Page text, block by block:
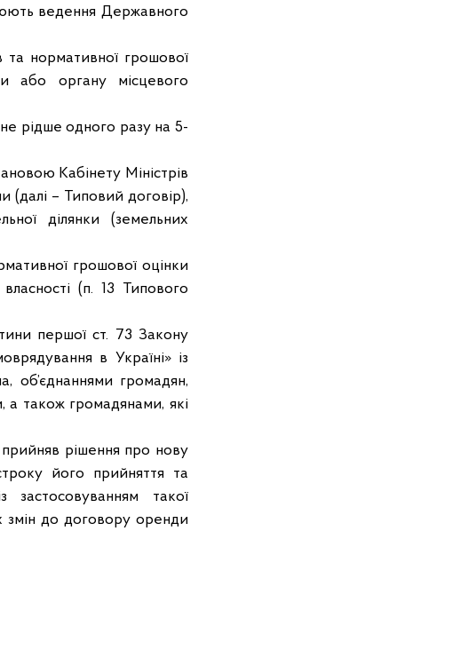
ведення Державного
нормативної грошової
або органу місцевого
рідше одного разу на 5-
Кабінету Міністрів
(далі – Типовий договір),
ділянки (земельних
грошової оцінки
(п. 13 Типового
першої ст. 73 Закону
в Україні» із
об’єднаннями громадян,
а також громадянами, які
рішення про нову
його прийняття та
такої
змін до договору оренди